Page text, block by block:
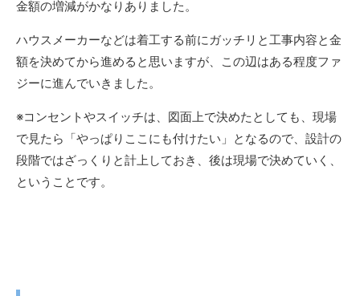
金額の増減がかなりありました。
ハウスメーカーなどは着工する前にガッチリと工事内容と金
額を決めてから進めると思いますが、この辺はある程度ファ
ジーに進んでいきました。
※コンセントやスイッチは、図面上で決めたとしても、現場
で見たら「やっぱりここにも付けたい」となるので、設計の
段階ではざっくりと計上しておき、後は現場で決めていく、
ということです。